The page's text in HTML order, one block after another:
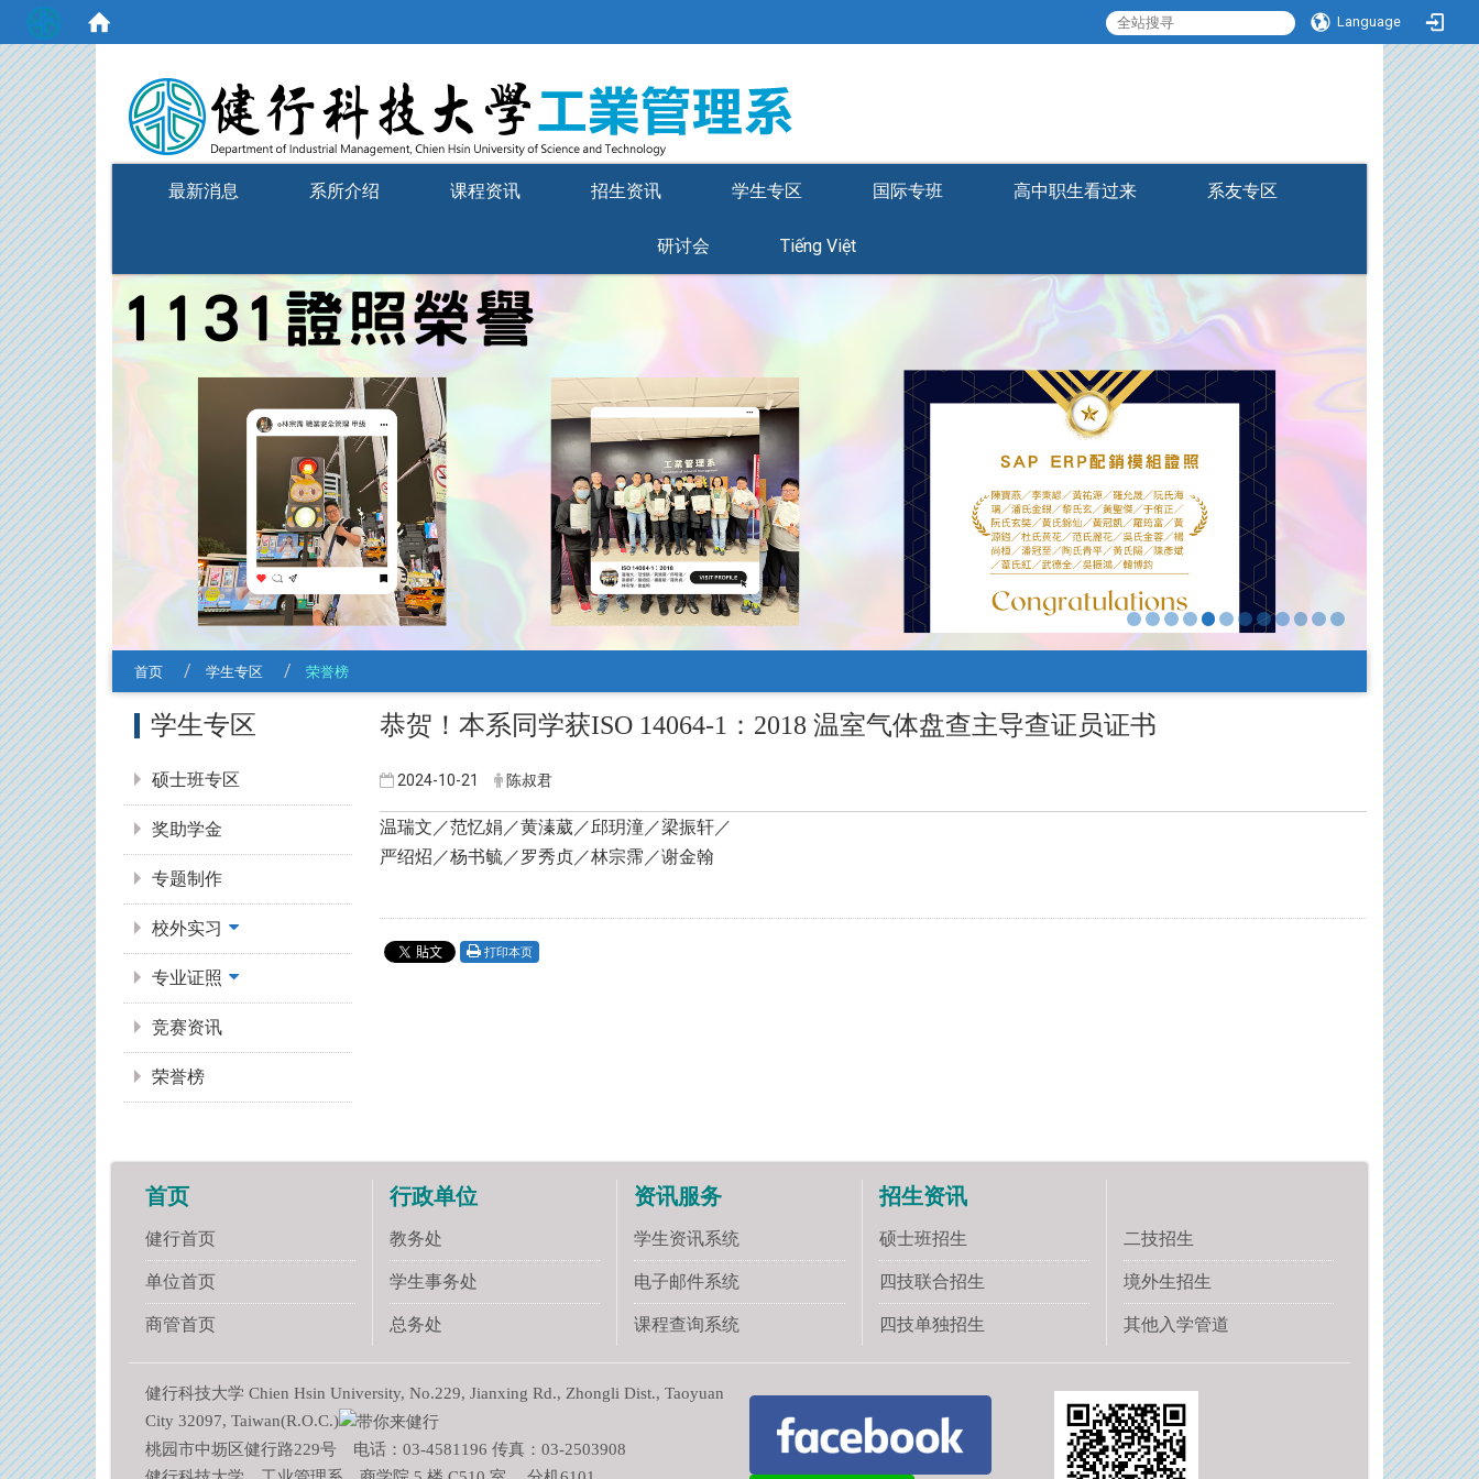
Language
最新消息 系所介绍 课程资讯 招生资讯 学生专区 国际专班 高中职生看过来 系友专区
研讨会 Tiếng Việt
首页 学生专区 荣誉榜
学生专区
硕士班专区
奖助学金
专题制作
校外实习
专业证照
竞赛资讯
荣誉榜
恭贺！本系同学获ISO 14064-1：2018 温室气体盘查主导查证员证书
2024-10-21 陈叔君
温瑞文／范忆娟／黄溱葳／邱玥潼／梁振轩／
严绍炤／杨书毓／罗秀贞／林宗霈／谢金翰
打印本页
首页
健行首页
单位首页
商管首页
行政单位
教务处
学生事务处
总务处
资讯服务
学生资讯系统
电子邮件系统
课程查询系统
招生资讯
硕士班招生
四技联合招生
四技单独招生
二技招生
境外生招生
其他入学管道
健行科技大学 Chien Hsin University, No.229, Jianxing Rd., Zhongli Dist., Taoyuan
City 32097, Taiwan(R.O.C.)
桃园市中坜区健行路229号 电话：03-4581196 传真：03-2503908